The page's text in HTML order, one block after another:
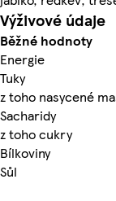
Výživové údaje
Běžné hodnoty
Energie
Tuky
z toho nasycené
Sacharidy
z toho cukry
Bílkoviny
Sůl